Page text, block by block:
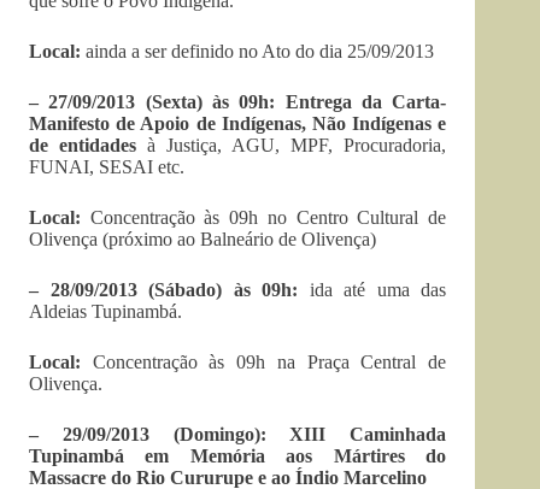
Local: ainda a ser definido no Ato do dia 25/09/2013
– 27/09/2013 (Sexta) às 09h: Entrega da Carta-
Manifesto de Apoio de Indígenas, Não Indígenas e
de entidades à Justiça, AGU, MPF, Procuradoria,
FUNAI, SESAI etc.
Local: Concentração às 09h no Centro Cultural de
Olivença (próximo ao Balneário de Olivença)
– 28/09/2013 (Sábado) às 09h: ida até uma das
Aldeias Tupinambá.
Local: Concentração às 09h na Praça Central de
Olivença.
– 29/09/2013 (Domingo): XIII Caminhada
Tupinambá em Memória aos Mártires do
Massacre do Rio Cururupe e ao Índio Marcelino